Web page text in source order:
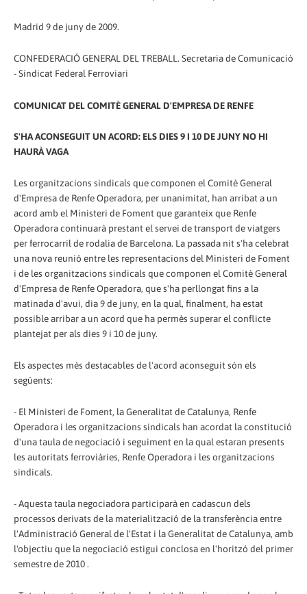
Madrid 9 de juny de 2009.
CONFEDERACIÓ GENERAL DEL TREBALL. Secretaria de Comunicació
- Sindicat Federal Ferroviari
COMUNICAT DEL COMITÈ GENERAL D'EMPRESA DE RENFE
S'HA ACONSEGUIT UN ACORD: ELS DIES 9 I 10 DE JUNY NO HI
HAURÀ VAGA
Les organitzacions sindicals que componen el Comitè General
d'Empresa de Renfe Operadora, per unanimitat, han arribat a un
acord amb el Ministeri de Foment que garanteix que Renfe
Operadora continuarà prestant el servei de transport de viatgers
per ferrocarril de rodalia de Barcelona. La passada nit s'ha celebrat
una nova reunió entre les representacions del Ministeri de Foment
i de les organitzacions sindicals que componen el Comitè General
d'Empresa de Renfe Operadora, que s'ha perllongat fins a la
matinada d'avui, dia 9 de juny, en la qual, finalment, ha estat
possible arribar a un acord que ha permès superar el conflicte
plantejat per als dies 9 i 10 de juny.
Els aspectes més destacables de l'acord aconseguit són els
següents:
- El Ministeri de Foment, la Generalitat de Catalunya, Renfe
Operadora i les organitzacions sindicals han acordat la constitució
d'una taula de negociació i seguiment en la qual estaran presents
les autoritats ferroviàries, Renfe Operadora i les organitzacions
sindicals.
- Aquesta taula negociadora participarà en cadascun dels
processos derivats de la materialització de la transferència entre
l'Administració General de l'Estat i la Generalitat de Catalunya, amb
l'objectiu que la negociació estigui conclosa en l'horitzó del primer
semestre de 2010 .